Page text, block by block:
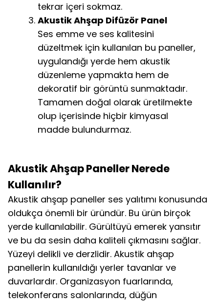
tekrar içeri sokmaz.
Akustik Ahşap Difüzör Panel
Ses emme ve ses kalitesini
düzeltmek için kullanılan bu paneller,
uygulandığı yerde hem akustik
düzenleme yapmakta hem de
dekoratif bir görüntü sunmaktadır.
Tamamen doğal olarak üretilmekte
olup içerisinde hiçbir kimyasal
madde bulundurmaz.
Akustik Ahşap Paneller Nerede
Kullanılır?
Akustik ahşap paneller ses yalıtımı konusunda
oldukça önemli bir üründür. Bu ürün birçok
yerde kullanılabilir. Gürültüyü emerek yansıtır
ve bu da sesin daha kaliteli çıkmasını sağlar.
Yüzeyi delikli ve derzlidir. Akustik ahşap
panellerin kullanıldığı yerler tavanlar ve
duvarlardır. Organizasyon fuarlarında,
telekonferans salonlarında, düğün